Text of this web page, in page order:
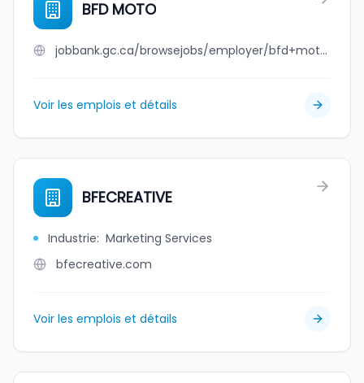
BFD MOTO
jobbank.gc.ca/browsejobs/employer/bfd+moto/ca
Voir les emplois et détails
BFECREATIVE
Industrie: Marketing Services
bfecreative.com
Voir les emplois et détails